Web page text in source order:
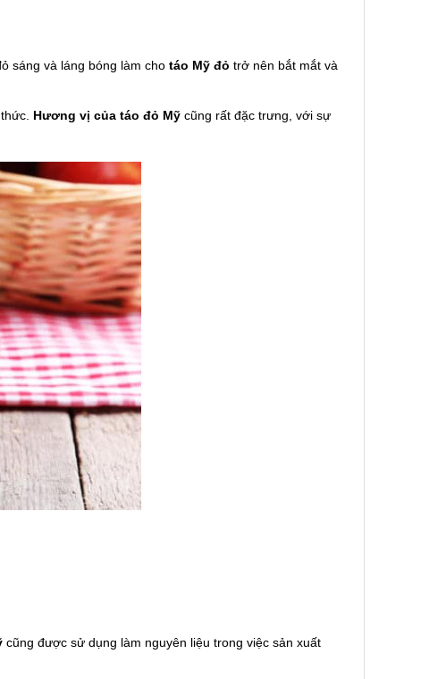
sáng và láng bóng làm cho táo Mỹ đỏ trở nên bắt mắt và
Hương vị của táo đỏ Mỹ cũng rất đặc trưng, với sự
cũng được sử dụng làm nguyên liệu trong việc sản xuất